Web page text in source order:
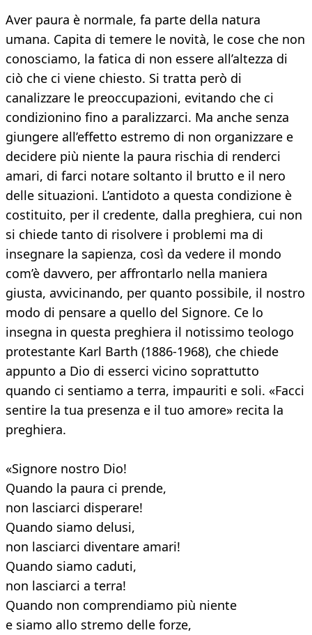
Aver paura è normale, fa parte della natura
umana. Capita di temere le novità, le cose che non
conosciamo, la fatica di non essere all’altezza di
ciò che ci viene chiesto. Si tratta però di
canalizzare le preoccupazioni, evitando che ci
condizionino fino a paralizzarci. Ma anche senza
giungere all’effetto estremo di non organizzare e
decidere più niente la paura rischia di renderci
amari, di farci notare soltanto il brutto e il nero
delle situazioni. L’antidoto a questa condizione è
costituito, per il credente, dalla preghiera, cui non
si chiede tanto di risolvere i problemi ma di
insegnare la sapienza, così da vedere il mondo
com’è davvero, per affrontarlo nella maniera
giusta, avvicinando, per quanto possibile, il nostro
modo di pensare a quello del Signore. Ce lo
insegna in questa preghiera il notissimo teologo
protestante Karl Barth (1886-1968), che chiede
appunto a Dio di esserci vicino soprattutto
quando ci sentiamo a terra, impauriti e soli. «Facci
sentire la tua presenza e il tuo amore» recita la
preghiera.
«Signore nostro Dio!
Quando la paura ci prende,
non lasciarci disperare!
Quando siamo delusi,
non lasciarci diventare amari!
Quando siamo caduti,
non lasciarci a terra!
Quando non comprendiamo più niente
e siamo allo stremo delle forze,